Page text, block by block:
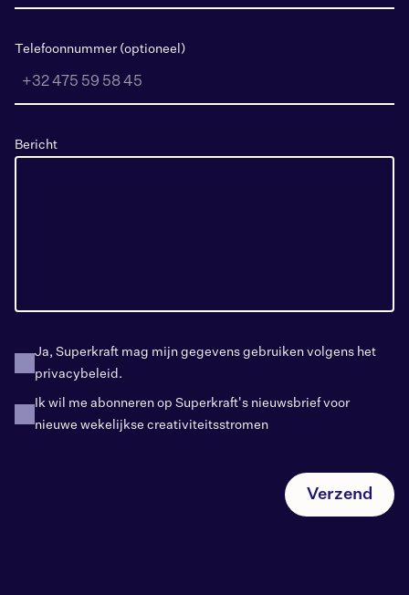
Telefoonnummer (optioneel)
Bericht
Ja, Superkraft mag mijn gegevens gebruiken volgens het
privacybeleid.
Ik wil me abonneren op Superkraft's nieuwsbrief voor
nieuwe wekelijkse creativiteitsstromen
Verzend